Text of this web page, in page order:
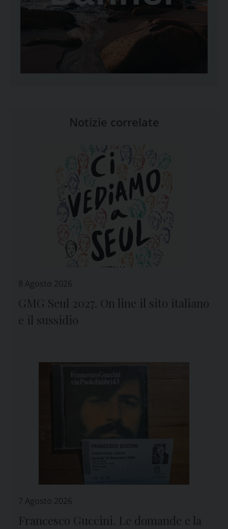
Notizie correlate
8 Agosto 2026
GMG Seul 2027. On line il sito italiano
e il sussidio
7 Agosto 2026
Francesco Guccini. Le domande e la